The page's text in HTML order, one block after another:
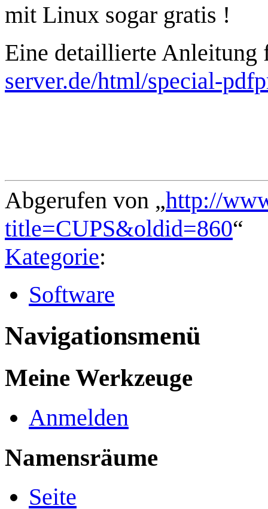
mit Linux sogar gratis !
Eine detaillierte Anleitung
server.de/html/special-
Abgerufen von „http://
title=CUPS&oldid=860“
Kategorie:
Software
Navigationsmenü
Meine Werkzeuge
Anmelden
Namensräume
Seite